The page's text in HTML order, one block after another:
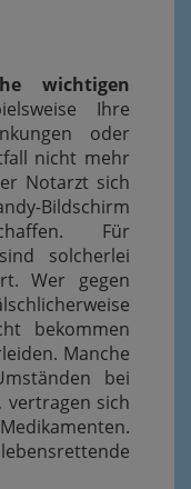
wichtigen
Ihre
oder
nicht mehr
Notarzt sich
Bildschirm
Für
solcherlei
Wer gegen
bekommen
Manche
bei
vertragen sich